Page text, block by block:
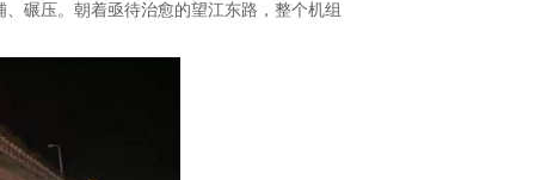
碾压。朝着亟待治愈的望江东路，整个机组